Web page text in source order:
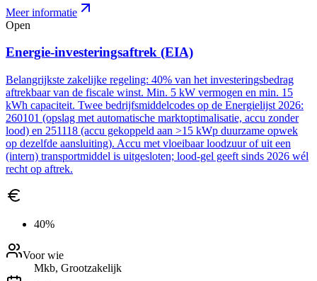
Meer informatie
Open
Energie-investeringsaftrek (EIA)
Belangrijkste zakelijke regeling: 40% van het investeringsbedrag
aftrekbaar van de fiscale winst. Min. 5 kW vermogen en min. 15
kWh capaciteit. Twee bedrijfsmiddelcodes op de Energielijst 2026:
260101 (opslag met automatische marktoptimalisatie, accu zonder
lood) en 251118 (accu gekoppeld aan >15 kWp duurzame opwek
op dezelfde aansluiting). Accu met vloeibaar loodzuur of uit een
(intern) transportmiddel is uitgesloten; lood-gel geeft sinds 2026 wél
recht op aftrek.
40%
Voor wie
Mkb, Grootzakelijk